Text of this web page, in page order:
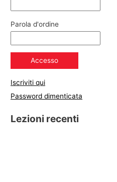
Parola d'ordine
Iscriviti qui
Password dimenticata
Lezioni recenti